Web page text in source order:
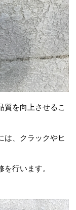
質を向上させるこ
は、クラックやヒ
行います。